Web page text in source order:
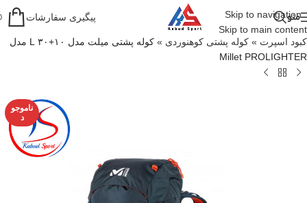
Skip to navigation
Skip to main content
منو پیگیری سفارشات
کبود اسپرت » کوله پشتی کوهنوردی »
کوله پشتی میلت مدل ۱۰+۳۰ L مدل
Millet PROLIGHTER
ناموجو
د